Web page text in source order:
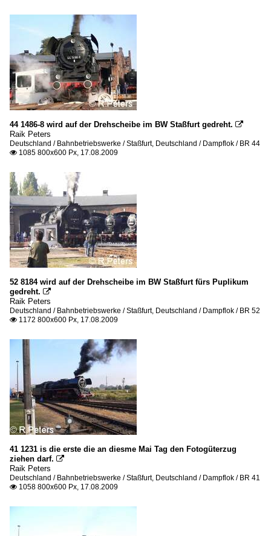
44 1486-8 wird auf der Drehscheibe im BW Staßfurt gedreht. 
Raik Peters
Deutschland / Bahnbetriebswerke / Staßfurt, Deutschland / Dampflok / BR 44
 1085 800x600 Px, 17.08.2009
52 8184 wird auf der Drehscheibe im BW Staßfurt fürs Puplikum
gedreht. 
Raik Peters
Deutschland / Bahnbetriebswerke / Staßfurt, Deutschland / Dampflok / BR 52
 1172 800x600 Px, 17.08.2009
41 1231 is die erste die an diesme Mai Tag den Fotogüterzug
ziehen darf. 
Raik Peters
Deutschland / Bahnbetriebswerke / Staßfurt, Deutschland / Dampflok / BR 41
 1058 800x600 Px, 17.08.2009